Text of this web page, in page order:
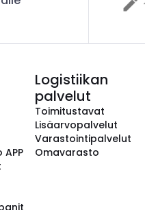
Logistiikan
palvelut
Toimitustavat
Lisäarvopalvelut
Varastointipalvelut
Omavarasto